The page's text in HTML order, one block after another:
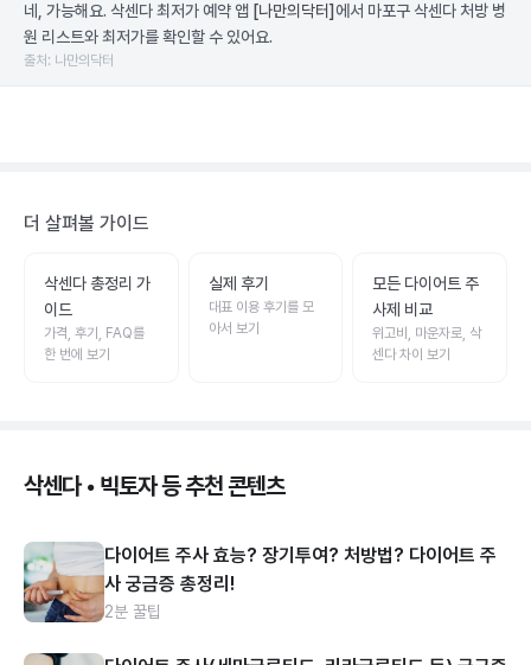
네, 가능해요. 삭센다 최저가 예약 앱 [나만의닥터] 에서 마포구 삭센다 처방 병
원 리스트와 최저가를 확인할 수 있어요.
출처: 나만의닥터
더 살펴볼 가이드
삭센다 총정리 가
이드
가격, 후기, FAQ를
한 번에 보기
실제 후기
대표 이용 후기를 모
아서 보기
모든 다이어트 주
사제 비교
위고비, 마운자로, 삭
센다 차이 보기
삭센다 • 빅토자 등 추천 콘텐츠
다이어트 주사 효능? 장기투여? 처방법? 다이어트 주
사 궁금증 총정리!
2분 꿀팁